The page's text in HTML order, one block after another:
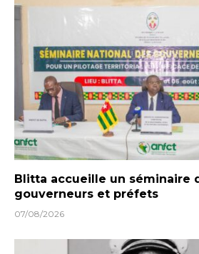
Blitta accueille un séminaire
gouverneurs et préfets
07/08/2026